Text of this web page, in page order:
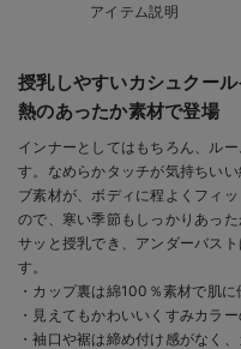
アイテム説明
授乳しやすいカシュクー
熱のあったか素材で登場
インナーとしてはもちろん、ル
す。なめらかタッチが気持ちい
ブ素材が、ボディに程よくフィ
ので、寒い季節もしっかりあっ
サッと授乳でき、アンダーバス
す。
・カップ裏は綿100％素材で肌に
・見えてもかわいいくすみカラ
・袖口や裾は締め付け感がなく